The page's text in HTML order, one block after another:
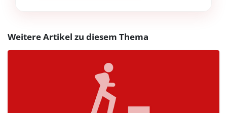
Weitere Artikel zu diesem Thema